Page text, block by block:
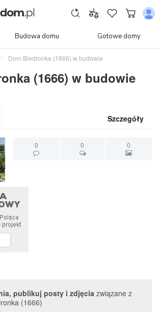
Budowa domu Gotowe domy
Dom Biedronka (1666) w budowie
(1666) w budowie
Szczegóły
0 0 0
publikuj posty i zdjęcia związane z
(1666)